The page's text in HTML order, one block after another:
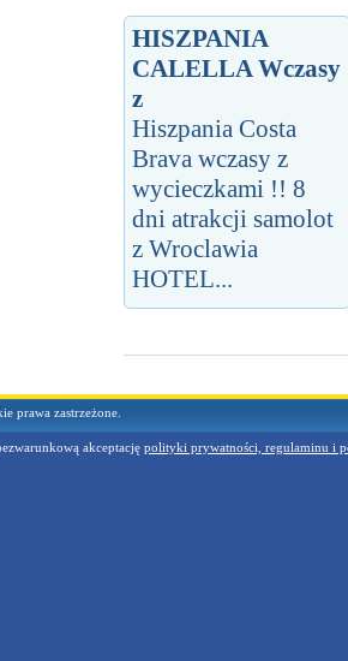
HISZPANIA
CALELLA Wczasy
z
Hiszpania Costa
Brava wczasy z
wycieczkami !! 8
dni atrakcji samolot
z Wroclawia
HOTEL...
prawa zastrzeżone.
akceptację polityki prywatności, regulaminu i